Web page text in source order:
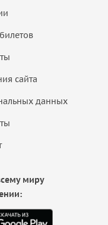
сайта
данных
миру